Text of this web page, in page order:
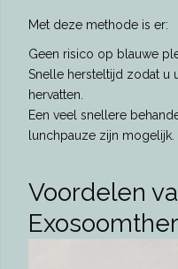
Met deze methode is er:
Geen risico op blauwe
Snelle hersteltijd zodat u
hervatten.
Een veel snellere
lunchpauze zijn mogelijk.
Voordelen